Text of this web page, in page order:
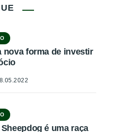
nova forma de investir
é uma raça